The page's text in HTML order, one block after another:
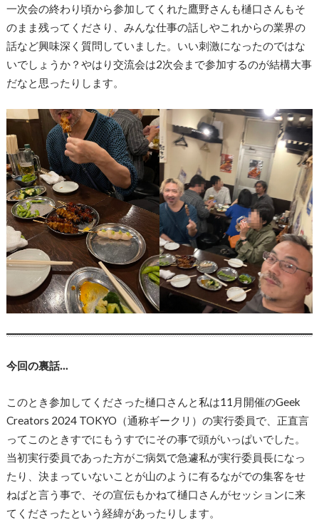
一次会の終わり頃から参加してくれた鷹野さんも樋口さんもそ
のまま残ってくださり、みんな仕事の話しやこれからの業界の
話など興味深く質問していました。いい刺激になったのではな
いでしょうか？やはり交流会は2次会まで参加するのが結構大事
だなと思ったりします。
今回の裏話…
このとき参加してくださった樋口さんと私は11月開催のGeek
Creators 2024 TOKYO（通称ギークリ）の実行委員で、正直言
ってこのときすでにもうすでにその事で頭がいっぱいでした。
当初実行委員であった方がご病気で急遽私が実行委員長になっ
たり、決まっていないことが山のように有るながでの集客をせ
ねばと言う事で、その宣伝もかねて樋口さんがセッションに来
てくださったという経緯があったりします。